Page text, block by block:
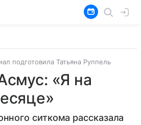
подготовила Татьяна Руппель
«Я на
ситкома рассказала